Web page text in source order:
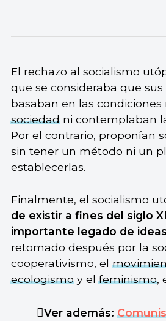
El rechazo al socialismo
que se consideraba que
basaban en las condiciones
sociedadni contemplaban
Por el contrario, proponían
sin tener un método ni un
establecerlas.
Finalmente, el socialismo
de existir a fines del siglo
importante legado de ideas
retomado después por la
cooperativismo, el
ecologismoy elfeminismo,
Ver además: